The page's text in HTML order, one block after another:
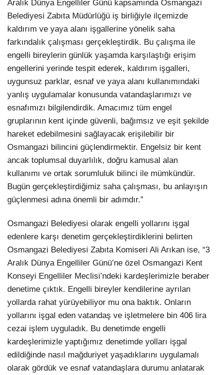
Aralık Dünya Engelliler Günü kapsamında Osmangazi
Belediyesi Zabıta Müdürlüğü iş birliğiyle ilçemizde
kaldırım ve yaya alanı işgallerine yönelik saha
farkındalık çalışması gerçekleştirdik. Bu çalışma ile
engelli bireylerin günlük yaşamda karşılaştığı erişim
engellerini yerinde tespit ederek, kaldırım işgalleri,
uygunsuz parklar, esnaf ve yaya alanı kullanımındaki
yanlış uygulamalar konusunda vatandaşlarımızı ve
esnafımızı bilgilendirdik. Amacımız tüm engel
gruplarının kent içinde güvenli, bağımsız ve eşit şekilde
hareket edebilmesini sağlayacak erişilebilir bir
Osmangazi bilincini güçlendirmektir. Engelsiz bir kent
ancak toplumsal duyarlılık, doğru kamusal alan
kullanımı ve ortak sorumluluk bilinci ile mümkündür.
Bugün gerçekleştirdiğimiz saha çalışması, bu anlayışın
güçlenmesi adına önemli bir adımdır.”
Osmangazi Belediyesi olarak engelli yollarını işgal
edenlere karşı denetim gerçekleştirdiklerini belirten
Osmangazi Belediyesi Zabıta Komiseri Ali Arıkan ise, “3
Aralık Dünya Engelliler Günü’ne özel Osmangazi Kent
Konseyi Engelliler Meclisi’ndeki kardeşlerimizle beraber
denetime çıktık. Engelli bireyler kendilerine ayrılan
yollarda rahat yürüyebiliyor mu ona baktık. Onların
yollarını işgal eden vatandaş ve işletmelere bin 406 lira
cezai işlem uyguladık. Bu denetimde engelli
kardeşlerimizle yaptığımız denetimde yolları işgal
edildiğinde nasıl mağduriyet yaşadıklarını uygulamalı
olarak gördük ve esnaf vatandaşlara durumu anlatarak